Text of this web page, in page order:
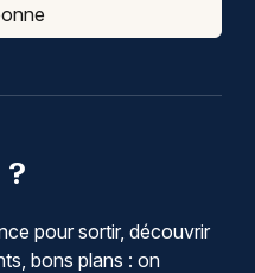
pour sortir, découvrir
bons plans : on